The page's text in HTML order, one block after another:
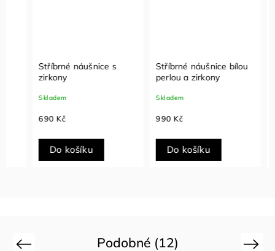
Stříbrné náušnice s
zirkony
Skladem
690 Kč
Do košíku
Stříbrné náušnice bílou
perlou a zirkony
Skladem
990 Kč
Do košíku
Podobné (12)
Previous Next